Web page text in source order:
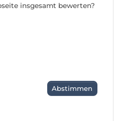
insgesamt bewerten?
Abstimmen